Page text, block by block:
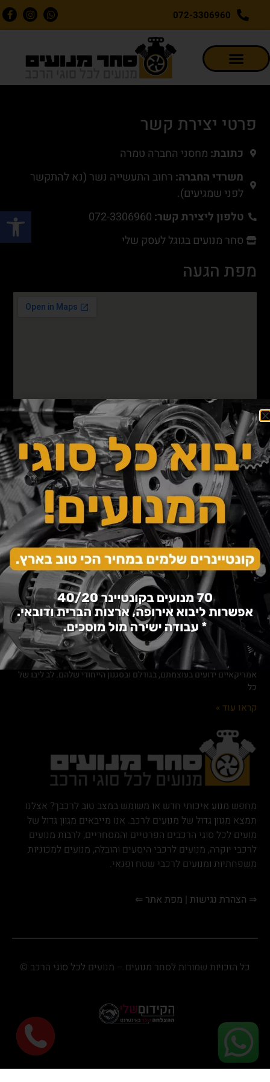
פתח
072-3306960
פרטי יצירת קשר
כתובת: מחסני החברה טמרה
משרדי החברה: רחוב התעשייה נשר (נא להתקשר
לפני שמגיעים).
טלפון ליצירת קשר:
סחר מנועים בגוגל לעסק שלי
מפת הגעה
מאמרים
מתקני חניה, יתרונות והתפתחות בישראל
נובמבר 20, 2024
מה הם מתקני חניה? מתקני חניה בישראל הם פתרונות טכנולוגיים
מתקדמים שנועדו למקסם את ניצול שטחי החניה באזורים עירוניים
וצפופים.
קראו עוד »
מנועים לרכב אמריקאי – המדריך המלא
צעד אחר צעד: המדריך לרכישת מנועים משומשים לרכב רכבים
אמריקאיים ידועים בעוצמתם, בגודלם ובסגנון הייחודי שלהם. לב ליבו של
כל
קראו עוד »
מחפש מנוע איכותי חדש או משומש במצב טוב לרכבך? אצלנו
תמצא מגוון גדול של מנועים לרכב. אנו מייבאים מגוון גדול של
מועים לכל סוגי הרכבים הפרטיים והמסחריים, לרבות מנועים
לרכבי יוקרה, מנועים לרכבי היסעים והובלה, מנועים למכוניות
משפחתיות ומנועים לרכבי שטח ופנאי.
⇒ הצהרת נגישות | מפת אתר ⇐
כל הזכויות שמורות לסחר מנועים – מנועים לכל סוגי הרכב ©